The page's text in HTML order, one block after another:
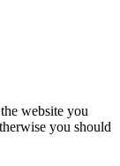
website you
you should